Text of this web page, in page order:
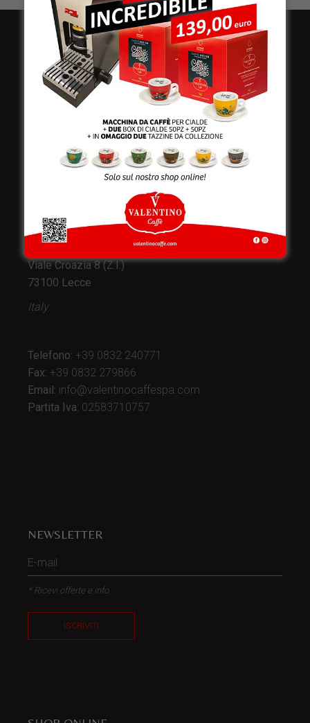
e produzione:
Viale Croazia 8 (Z.I.)
73100 Lecce
Italy
Telefono: +39 0832 240771
Fax: +39 0832 279866
Email: info@valentinocaffespa.com
Partita Iva: 02583710757
NEWSLETTER
* Ricevi offerte e info
ISCRIVITI